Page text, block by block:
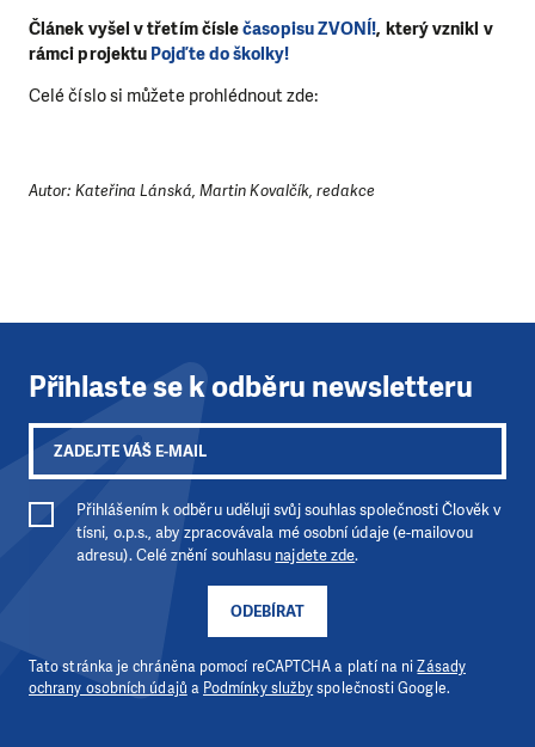
Článek vyšel v třetím číslečasopisu ZVONÍ!, který vznikl v
rámci projektu Pojďte do školky!
Celé číslo si můžete prohlédnout zde:
Autor: Kateřina Lánská, Martin Kovalčík, redakce
Přihlaste se k odběru newsletteru
ODEBÍRAT
Přihlášením k odběru uděluji svůj souhlas společnosti Člověk v
tísni, o.p.s., aby zpracovávala mé osobní údaje (e-mailovou
adresu). Celé znění souhlasu najdete zde.
Tato stránka je chráněna pomocí reCAPTCHA a platí na niZásady
ochrany osobních údajů a Podmínky službyspolečnosti Google.